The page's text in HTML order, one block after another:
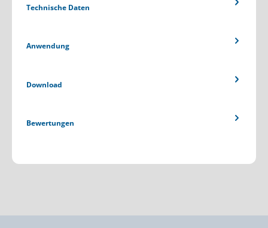
Technische Daten
Anwendung
Download
Bewertungen